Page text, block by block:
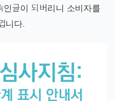
인글이 되버리니 소비자를
니다.